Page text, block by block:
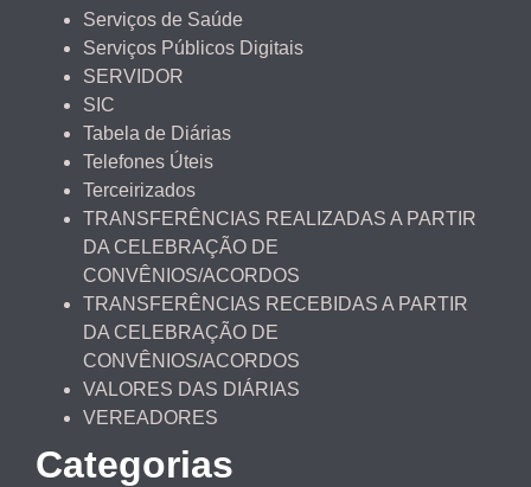
Serviços de Saúde
Serviços Públicos Digitais
SERVIDOR
SIC
Tabela de Diárias
Telefones Úteis
Terceirizados
TRANSFERÊNCIAS REALIZADAS A PARTIR
DA CELEBRAÇÃO DE
CONVÊNIOS/ACORDOS
TRANSFERÊNCIAS RECEBIDAS A PARTIR
DA CELEBRAÇÃO DE
CONVÊNIOS/ACORDOS
VALORES DAS DIÁRIAS
VEREADORES
Categorias